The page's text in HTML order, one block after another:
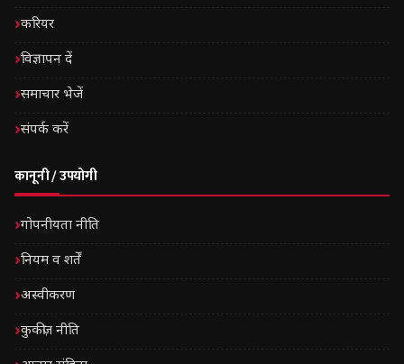
करियर
विज्ञापन दें
समाचार भेजें
संपर्क करें
कानूनी / उपयोगी
गोपनीयता नीति
नियम व शर्तें
अस्वीकरण
कुकीज़ नीति